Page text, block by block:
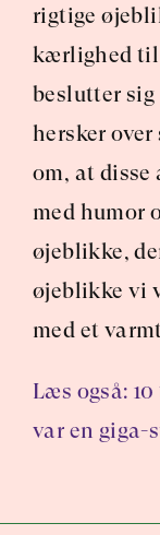
rigtige
kærlighed til
beslutter sig
hersker
om, at disse
med humor
øjeblikke,
øjeblikke vi
med et
Læs også:
var en giga-